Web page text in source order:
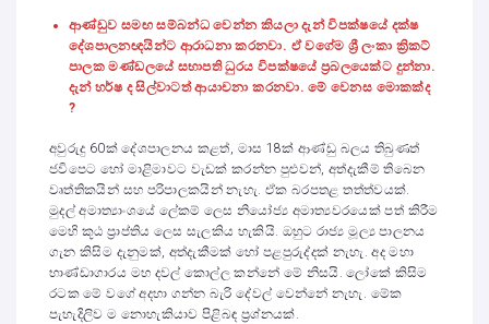
ආණ්ඩුව සමඟ සම්බන්ධ වෙන්න කියලා දැන් විපක්ෂයේ දක්ෂ
දේශපාලනඥයින්ට ආරාධනා කරනවා. ඒ වගේම ශ්‍රී ලංකා ක්‍රිකට්
පාලක මණ්ඩලයේ සභාපති ධුරය විපක්ෂයේ ප්‍රබලයෙක්ට දුන්නා.
දැන් හර්ෂ ද සිල්වාටත් ආයාචනා කරනවා. මේ වෙනස මොකක්ද
?
අවුරුදු 60ක් දේශපාලනය කළත්, මාස 18ක් ආණ්ඩු බලය තිබුණත්
ජවිපෙට හෝ මාළිමාවට වැඩක් කරන්න පුළුවන්, අත්දැකීම් තිබෙන
වෘත්තිකයින් සහ පරිපාලකයින් නැහැ. ඒක බරපතළ තත්ත්වයක්.
මුදල් අමාත්‍යාංශයේ ලේකම් ලෙස නියෝජ්‍ය අමාත්‍යවරයෙක් පත් කිරීම
මෙහි කූඨ ප්‍රාප්තිය ලෙස සැලකිය හැකියි. ඔහුට රාජ්‍ය මූල්‍ය පාලනය
ගැන කිසිම දැනුමක්, අත්දැකීමක් හෝ පළපුරුද්දක් නැහැ. අද මහා
භාණ්ඩාගාරය මහ දවල් කොල්ල කන්නේ මේ නිසයි. ලෝකේ කිසිම
රටක මේ වගේ අදහා ගන්න බැරි දේවල් වෙන්නේ නැහැ. මේක
පැහැදිලිව ම නොහැකියාව පිළිබඳ ප්‍රශ්නයක්.